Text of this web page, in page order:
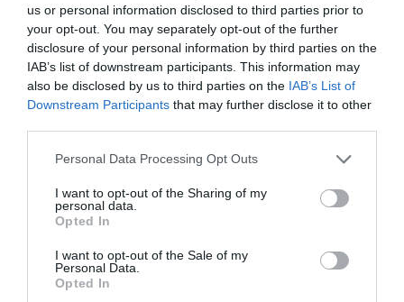
us or personal information disclosed to third parties prior to
your opt-out. You may separately opt-out of the further
disclosure of your personal information by third parties on the
IAB’s list of downstream participants. This information may
also be disclosed by us to third parties on the IAB’s List of
Downstream Participants that may further disclose it to other
Please note that this website/app uses one or more Google
not limited to your visit or usage behaviour. You may click to
grant or deny consent to Google and its third-party tags to
use your data for below specified purposes in below Google
consent section.
Personal Data Processing Opt Outs
I want to opt-out of the Sharing of my
personal data.
Opted In
I want to opt-out of the Sale of my
Personal Data.
Opted In
PRONEWS.GR /ΔΙΕΘΝΕΣ ΠΟΔΟΣΦΑΙΡΟ
Η αλλαγή που «έρχεται» στις κίτρινες
κάρτες τη νέα αγωνιστική σεζόν: Η
ανακοίνωση της UEFA